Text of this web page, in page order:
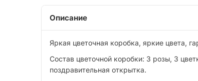
Описание
Яркая цветочная коробка, яркие цвета,
Состав цветочной коробки: 3 розы, 3
поздравительная открытка.